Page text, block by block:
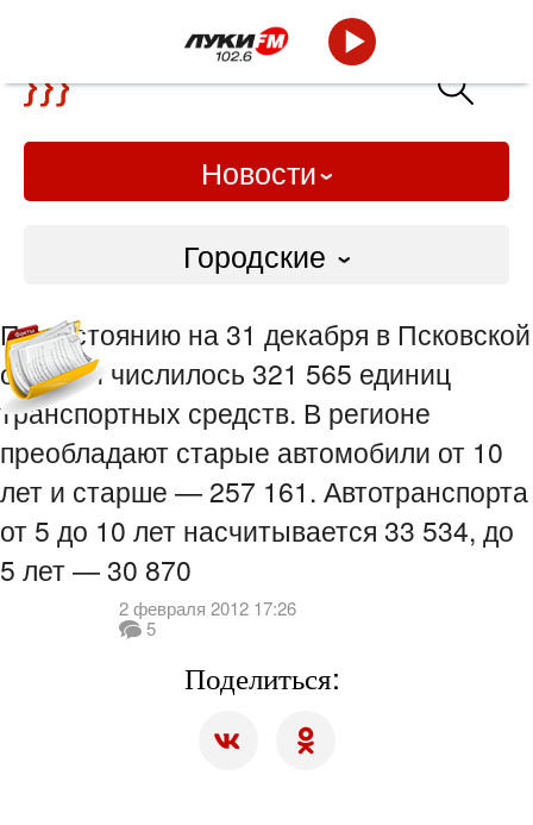
Новости
Городские
Городские
Слово Дело
Народные
ВТРК
По состоянию на 31 декабря в Псковской
области числилось 321 565 единиц
транспортных средств. В регионе
преобладают старые автомобили от 10
лет и старше — 257 161. Автотранспорта
от 5 до 10 лет насчитывается 33 534, до
5 лет — 30 870
2 февраля 2012 17:26
5
Поделиться: